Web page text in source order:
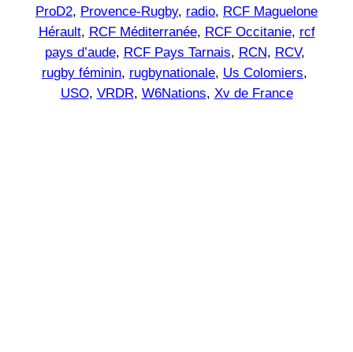
ProD2, Provence-Rugby, radio, RCF Maguelone
Hérault, RCF Méditerranée, RCF Occitanie, rcf
pays d’aude, RCF Pays Tarnais, RCN, RCV
rugby féminin, rugbynationale, Us Colomiers
USO, VRDR, W6Nations, Xv de France